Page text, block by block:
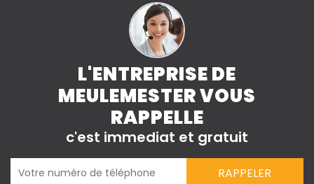
L'ENTREPRISE DE
MEULEMESTER VOUS
RAPPELLE
c'est immediat et gratuit